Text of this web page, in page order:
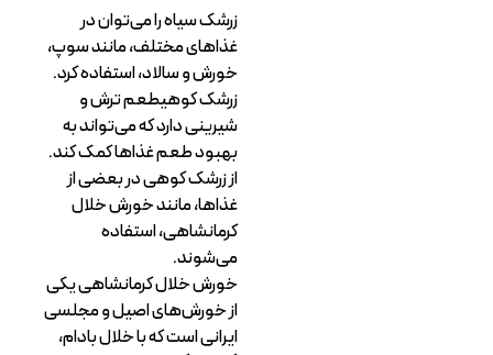
زرشک سیاه را می‌توان در
غذاهای مختلف، مانند سوپ،
خورش و سالاد، استفاده کرد.
زرشک کوهیطعم ترش و
شیرینی دارد که می‌تواند به
بهبود طعم غذاها کمک کند.
از زرشک کوهی در بعضی از
غذاها، مانند خورش خلال
کرمانشاهی، استفاده
می‌شوند.
خورش خلال کرمانشاهی یکی
از خورش‌های اصیل و مجلسی
ایرانی است که با خلال بادام،